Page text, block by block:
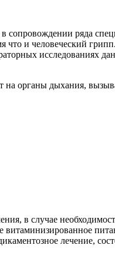
сопровождении ряда
что и человеческий
исследованиях
органы дыхания,
в случае
лечение,